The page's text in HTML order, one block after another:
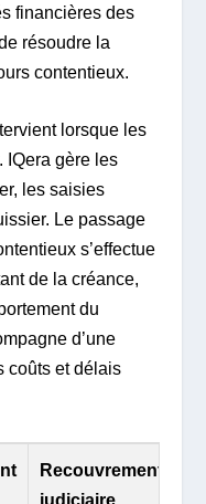
financières des
résoudre la
contentieux.
lorsque les
IQera gère les
les saisies
Le passage
s’effectue
de la créance,
du
d’une
coûts et délais
Recouvrement
judiciaire